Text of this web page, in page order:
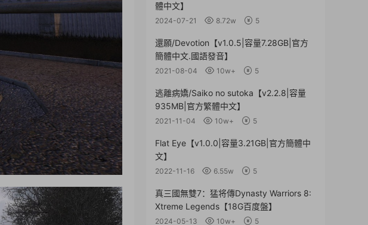
體中文】
2024-07-21 8.72w 5
還願/Devotion【v1.0.5|容量7.28GB|官方
簡體中文.國語發音】
2021-08-04 10w+ 5
逃離病嬌/Saiko no sutoka【v2.2.8|容量
935MB|官方繁體中文】
2021-11-04 10w+ 5
Flat Eye【v1.0.0|容量3.21GB|官方簡體中
文】
2022-11-16 6.55w 5
真三國無雙7：猛将傳Dynasty Warriors 8:
Xtreme Legends【18G百度盤】
2024-05-13 10w+ 5